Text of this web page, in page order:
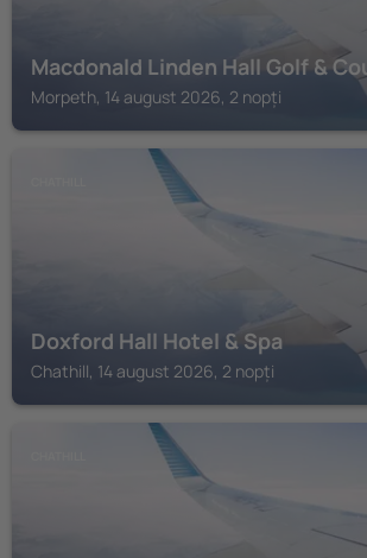
Macdonald Linden Hall Golf &
Morpeth, 14 august 2026, 2 nopți
Doxford Hall Hotel & Spa
Chathill, 14 august 2026, 2 nopți